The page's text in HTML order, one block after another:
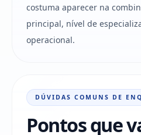
costuma aparecer na
principal, nível de
operacional.
DÚVIDAS COMUNS DE
Pontos que